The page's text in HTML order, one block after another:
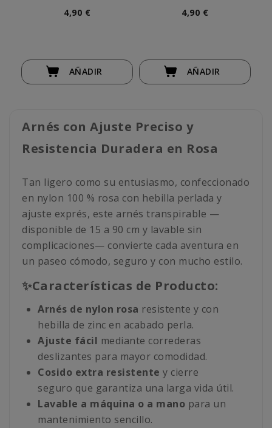
4,90 €
AÑADIR
4,90 €
AÑADIR
Arnés con Ajuste Preciso y
Resistencia Duradera en Rosa
Tan ligero como su entusiasmo, confeccionado
en nylon 100 % rosa con hebilla perlada y
ajuste exprés, este arnés transpirable —
disponible de 15 a 90 cm y lavable sin
complicaciones— convierte cada aventura en
un paseo cómodo, seguro y con mucho estilo.
✨Características de Producto:
Arnés de nylon rosa resistente y con
hebilla de zinc en acabado perla.
Ajuste fácil mediante correderas
deslizantes para mayor comodidad.
Cosido extra resistente y cierre
seguro que garantiza una larga vida útil.
Lavable a máquina o a mano para un
mantenimiento sencillo.